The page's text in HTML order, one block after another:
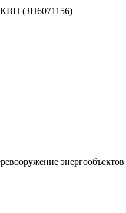
КВП (ЗП6071156)
энергообъектов